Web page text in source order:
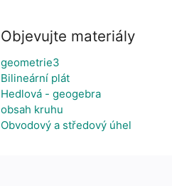
Objevujte materiály
geometrie3
Bilineární plát
Hedlová - geogebra
obsah kruhu
Obvodový a středový úhel